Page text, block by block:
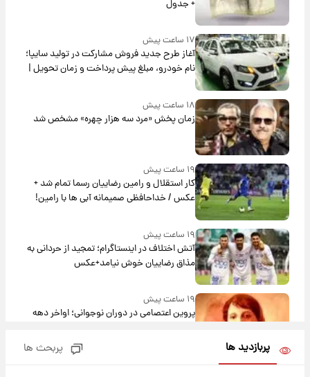
+ جدول
۱۷ ساعت پیش
آغاز طرح جدید فروش مشارکت در تولید سایپا؛
نام خودرو، مبلغ پیش پرداخت و زمان تحویل |
سود مشارکت چند درصد است؟
۱۸ ساعت پیش
زمان پخش «مرد سه هزار چهره» مشخص شد
۱۹ ساعت پیش
کار استقلال و رامین رضاییان رسما تمام شد +
عکس / خداحافظی صمیمانه آبی ها با رامین!
۱۹ ساعت پیش
آتش اختلاف در اینستاگرام؛ تمجید از حردانی به
مذاق رضاییان خوش نیامد+عکس
۱۹ ساعت پیش
پروین اعتصامی در دوران نوجوانی؛ اواخر دهه
پربازدید ها پربحث ها